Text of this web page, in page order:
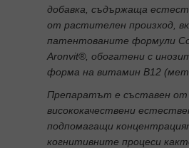
добавка, съдържаща
от растителен произход,
патентованите формули
Aronvit®, обогатени с
форма на витамин В12
Препаратът е съставен от
висококачествени
подпомагащи
когнитивните процеси